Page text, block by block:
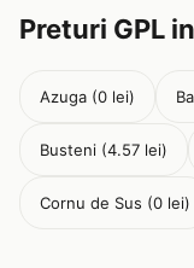
Preturi GPL
Azuga (0 lei)
Busteni (4.57 lei)
Cornu de Sus (0 lei)